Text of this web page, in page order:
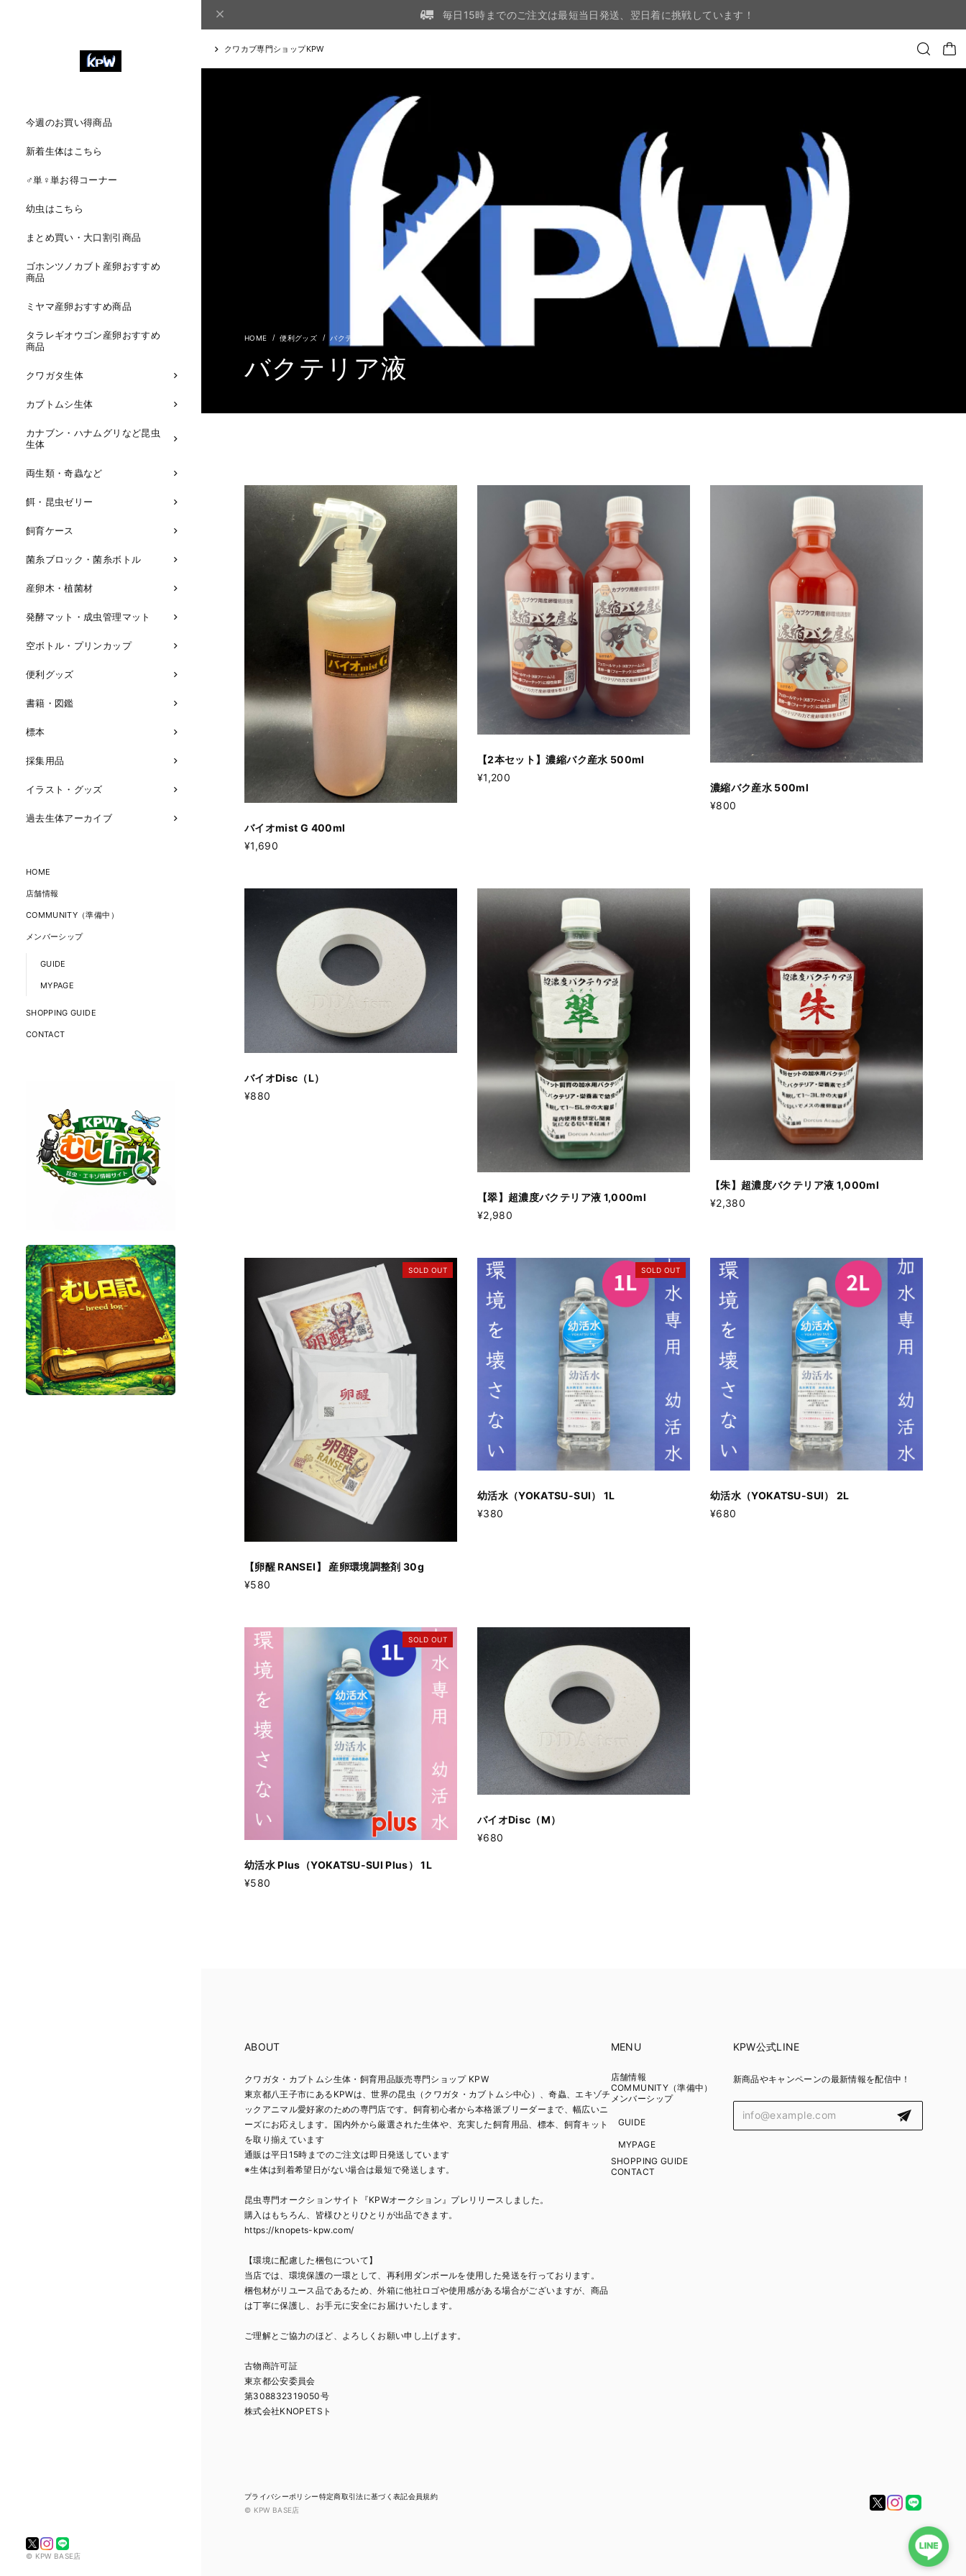
今週のお買い得商品
新着生体はこちら
♂単♀単お得コーナー
幼虫はこちら
まとめ買い・大口割引商品
ゴホンツノカブト産卵おすすめ
商品
ミヤマ産卵おすすめ商品
タラレギオウゴン産卵おすすめ
商品
クワガタ生体
カブトムシ生体
カナブン・ハナムグリなど昆虫
生体
両生類・奇蟲など
餌・昆虫ゼリー
飼育ケース
菌糸ブロック・菌糸ボトル
産卵木・植菌材
発酵マット・成虫管理マット
空ボトル・プリンカップ
便利グッズ
書籍・図鑑
標本
採集用品
イラスト・グッズ
過去生体アーカイブ
HOME
店舗情報
COMMUNITY（準備中）
メンバーシップ
GUIDE
MYPAGE
SHOPPING GUIDE
CONTACT
© KPW BASE店
毎日15時までのご注文は最短当日発送、翌日着に挑戦しています！
クワカブ専門ショップKPW
便利グッズ バクテリア液
バクテリア液
バイオmist G 400ml
¥1,690
【2本セット】濃縮バク産水 500ml
¥1,200
濃縮バク産水 500ml
¥800
バイオDisc（L）
¥880
【翠】超濃度バクテリア液 1,000ml
¥2,980
【朱】超濃度バクテリア液 1,000ml
¥2,380
SOLD OUT
【卵醒 RANSEI】 産卵環境調整剤 30g
¥580
SOLD OUT
幼活水（YOKATSU-SUI） 1L
¥380
幼活水（YOKATSU-SUI） 2L
¥680
SOLD OUT
幼活水 Plus（YOKATSU-SUI Plus） 1L
¥580
バイオDisc（M）
¥680
ABOUT
クワガタ・カブトムシ生体・飼育用品販売専門ショップ KPW
東京都八王子市にあるKPWは、世界の昆虫（クワガタ・カブトムシ中心）、奇蟲、エキゾチ
ックアニマル愛好家のための専門店です。飼育初心者から本格派ブリーダーまで、幅広いニ
ーズにお応えします。国内外から厳選された生体や、充実した飼育用品、標本、飼育キット
を取り揃えています
通販は平日15時までのご注文は即日発送しています
※生体は到着希望日がない場合は最短で発送します。
昆虫専門オークションサイト『KPWオークション』プレリリースしました。
購入はもちろん、皆様ひとりひとりが出品できます。
https://knopets-kpw.com/
【環境に配慮した梱包について】
当店では、環境保護の一環として、再利用ダンボールを使用した発送を行っております。
梱包材がリユース品であるため、外箱に他社ロゴや使用感がある場合がございますが、商品
は丁寧に保護し、お手元に安全にお届けいたします。
ご理解とご協力のほど、よろしくお願い申し上げます。
古物商許可証
東京都公安委員会
第308832319050号
株式会社KNOPETSト
MENU
店舗情報
COMMUNITY（準備中）
メンバーシップ
GUIDE
MYPAGE
SHOPPING GUIDE
CONTACT
KPW公式LINE
新商品やキャンペーンの最新情報を配信中！
プライバシーポリシー特定商取引法に基づく表記会員規約
© KPW BASE店